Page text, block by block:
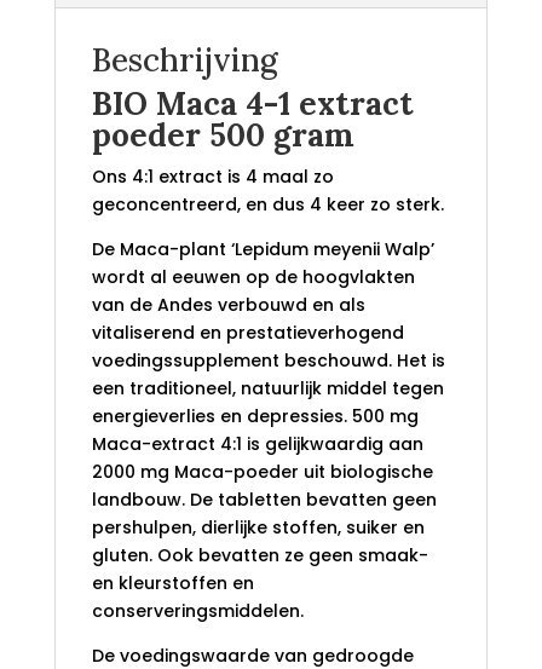
Beschrijving
BIO Maca 4-1 extract
poeder 500 gram
Ons 4:1 extract is 4 maal zo
geconcentreerd, en dus 4 keer zo sterk.
De Maca-plant ‘Lepidum meyenii Walp’
wordt al eeuwen op de hoogvlakten
van de Andes verbouwd en als
vitaliserend en prestatieverhogend
voedingssupplement beschouwd. Het is
een traditioneel, natuurlijk middel tegen
energieverlies en depressies. 500 mg
Maca-extract 4:1 is gelijkwaardig aan
2000 mg Maca-poeder uit biologische
landbouw. De tabletten bevatten geen
pershulpen, dierlijke stoffen, suiker en
gluten. Ook bevatten ze geen smaak-
en kleurstoffen en
conserveringsmiddelen.
De voedingswaarde van gedroogde